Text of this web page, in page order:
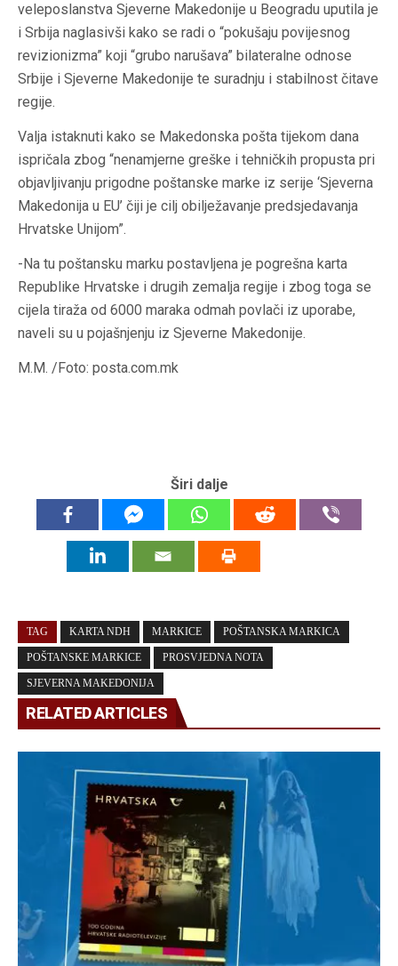
veleposlanstva Sjeverne Makedonije u Beogradu uputila je
i Srbija naglasivši kako se radi o “pokušaju povijesnog
revizionizma” koji “grubo narušava” bilateralne odnose
Srbije i Sjeverne Makedonije te suradnju i stabilnost čitave
regije.
Valja istaknuti kako se Makedonska pošta tijekom dana
ispričala zbog “nenamjerne greške i tehničkih propusta pri
objavljivanju prigodne poštanske marke iz serije ‘Sjeverna
Makedonija u EU’ čiji je cilj obilježavanje predsjedavanja
Hrvatske Unijom”.
-Na tu poštansku marku postavljena je pogrešna karta
Republike Hrvatske i drugih zemalja regije i zbog toga se
cijela tiraža od 6000 maraka odmah povlači iz uporabe,
naveli su u pojašnjenju iz Sjeverne Makedonije.
M.M. /Foto: posta.com.mk
Širi dalje
TAG KARTA NDH MARKICE POŠTANSKA MARKICA
POŠTANSKE MARKICE PROSVJEDNA NOTA
SJEVERNA MAKEDONIJA
RELATED ARTICLES